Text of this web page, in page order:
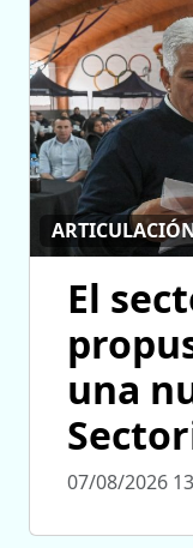
El
una
07/08/2026